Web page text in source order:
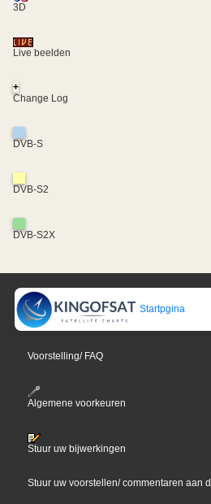
3D
Live beelden
+
Change Log
DVB-S
DVB-S2
DVB-S2X
Startpgina
Voorstelling/ FAQ
Algemene voorkeuren
Stuur uw bijwerkingen
Stuur uw voorstellen/ commentaren aan